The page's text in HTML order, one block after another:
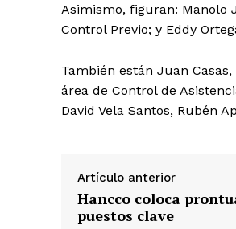
Asimismo, figuran: Manolo
Control Previo; y Eddy
También están Juan
área de Control de
David Vela Santos, Rubén
Artículo anterior
Hancco coloca
puestos clave